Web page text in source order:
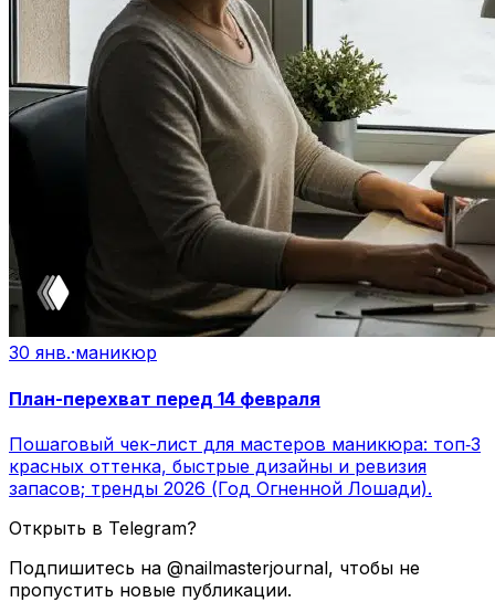
30 янв.·маникюр
План-перехват перед 14 февраля
Пошаговый чек-лист для мастеров маникюра: топ‑3
красных оттенка, быстрые дизайны и ревизия
запасов; тренды 2026 (Год Огненной Лошади).
Открыть в Telegram?
Подпишитесь на @nailmasterjournal, чтобы не
пропустить новые публикации.